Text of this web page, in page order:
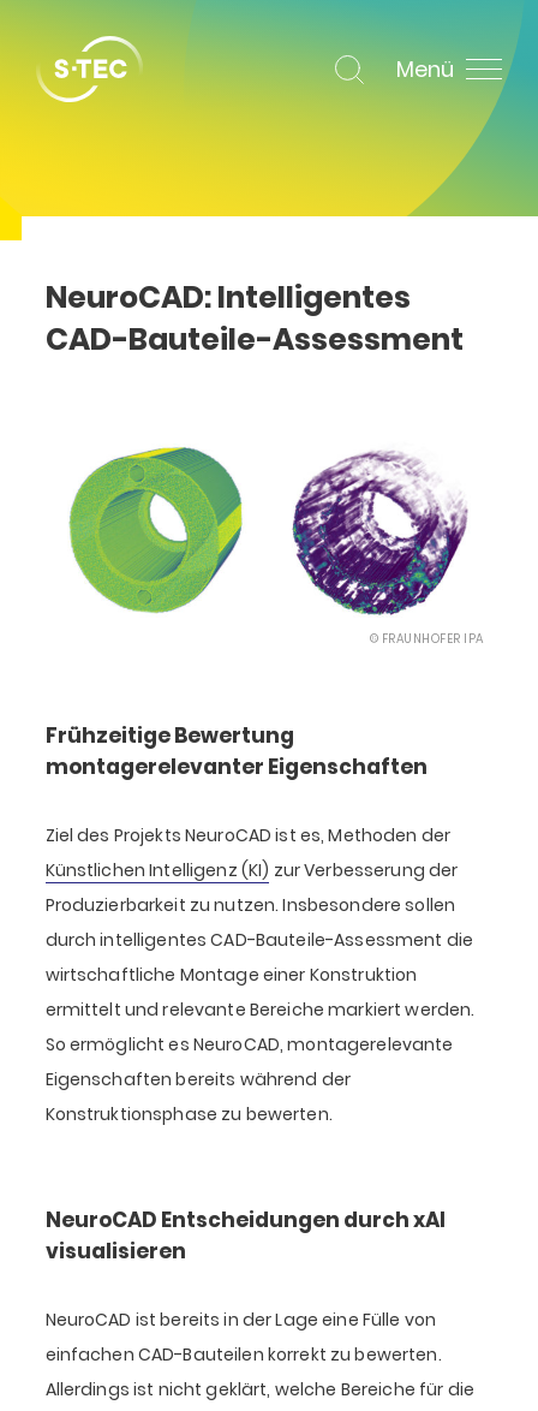
Menü
NeuroCAD: Intelligentes
CAD-Bauteile-Assessment
© FRAUNHOFER IPA
Frühzeitige Bewertung
montagerelevanter Eigenschaften
Ziel des Projekts NeuroCAD ist es, Methoden der
Künstlichen Intelligenz (KI) zur Verbesserung der
Produzierbarkeit zu nutzen. Insbesondere sollen
durch intelligentes CAD-Bauteile-Assessment die
wirtschaftliche Montage einer Konstruktion
ermittelt und relevante Bereiche markiert werden.
So ermöglicht es NeuroCAD, montagerelevante
Eigenschaften bereits während der
Konstruktionsphase zu bewerten.
NeuroCAD Entscheidungen durch xAI
visualisieren
NeuroCAD ist bereits in der Lage eine Fülle von
einfachen CAD-Bauteilen korrekt zu bewerten.
Allerdings ist nicht geklärt, welche Bereiche für die